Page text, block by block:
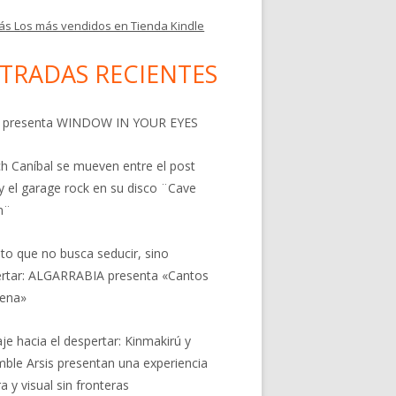
Los más vendidos en Tienda Kindle
RECIENTES
presenta WINDOW IN YOUR EYES
Caníbal se mueven entre el post
el garage rock en su disco ¨Cave
que no busca seducir, sino
ALGARRABIA presenta «Cantos
hacia el despertar: Kinmakirú y
Arsis presentan una experiencia
y visual sin fronteras